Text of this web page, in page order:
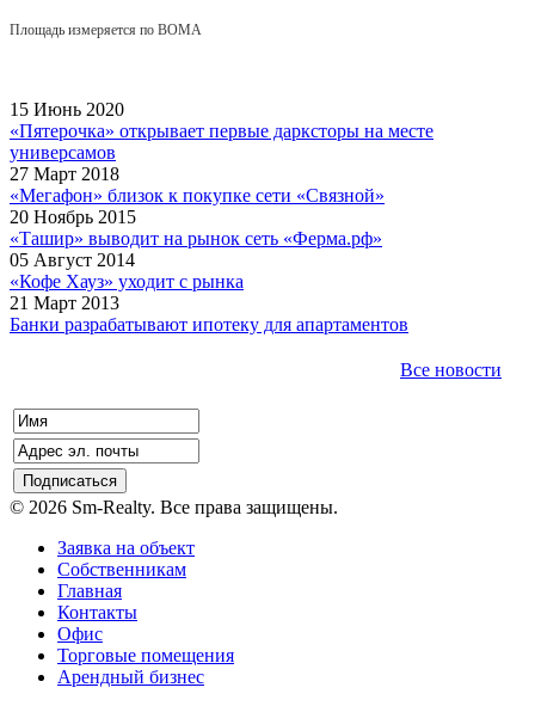
Площадь измеряется по ВОМА
15 Июнь 2020
«Пятерочка» открывает первые дарксторы на месте
универсамов
27 Март 2018
«Мегафон» близок к покупке сети «Связной»
20 Ноябрь 2015
«Ташир» выводит на рынок сеть «Ферма.рф»
05 Август 2014
«Кофе Хауз» уходит с рынка
21 Март 2013
Банки разрабатывают ипотеку для апартаментов
Все новости
© 2026 Sm-Realty. Все права защищены.
Заявка на объект
Собственникам
Главная
Контакты
Офис
Торговые помещения
Арендный бизнес